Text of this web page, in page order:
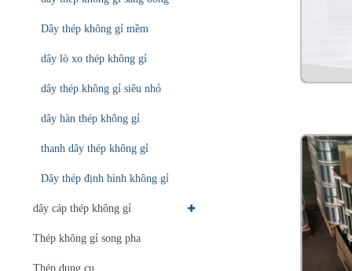
Dây thép không gỉ mềm
dây lò xo thép không gỉ
dây thép không gỉ siêu nhỏ
dây hàn thép không gỉ
thanh dây thép không gỉ
Dây thép định hình không gỉ
dây cáp thép không gỉ
Thép không gỉ song pha
Thép dụng cụ